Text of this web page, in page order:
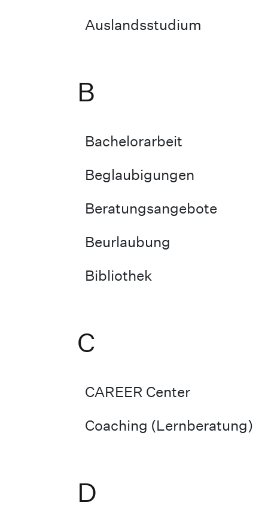
Auslandsstudium
B
Bachelorarbeit
Beglaubigungen
Beratungsangebote
Beurlaubung
Bibliothek
C
CAREER Center
Coaching (Lernberatung)
D